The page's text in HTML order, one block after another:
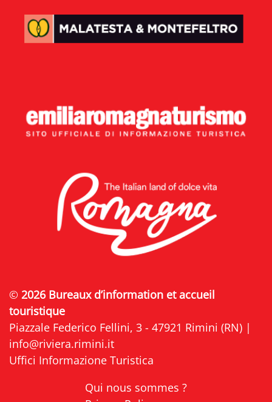
© 2026 Bureaux d’information et accueil
touristique
Piazzale Federico Fellini, 3 - 47921 Rimini (RN) |
info@riviera.rimini.it
Uffici Informazione Turistica
Qui nous sommes ?